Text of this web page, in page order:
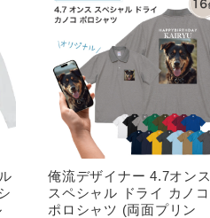
俺流デザイナー 4.7オンス
スペシャル ドライ カノコ
ポロシャツ (両面プリン